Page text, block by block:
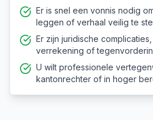
Er is snel een vonnis nodig
leggen of verhaal veilig te
Er zijn juridische
verrekening of
U wilt professionele
kantonrechter of in hoger